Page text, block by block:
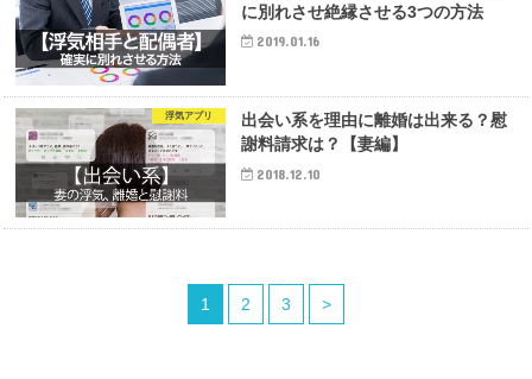
に別れさせ絶縁させる3つの方法
2019.01.16
浮気アプリ
出会い系を理由に離婚は出来る？慰
謝料請求は？【妻編】
2018.12.10
1 2 3 >